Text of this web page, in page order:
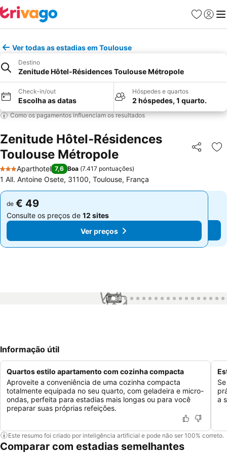
Favoritos
Iniciar
Ver todas as estadias em Toulouse
Destino
Zenitude Hôtel-Résidences Toulouse Métropole
Check-in/out
Escolha as datas
Hóspedes e quartos
2 hóspedes, 1 quarto.
Como os pagamentos influenciam os resultados
Zenitude Hôtel-Résidences
Toulouse Métropole
Partilhar
3 Estrelas
Aparthotel 7,6 Boa (7.417 pontuações)
1 All. Antoine Osete, 31100, Toulouse, França
de € 49
Consulte os preços de 12 sites
Ver preços
de € 49
Consulte os preços de 12 sites
Ver preços
1 / 32
Informação útil
Quartos estilo apartamento com cozinha compacta
Aproveite a conveniência de uma cozinha compacta
totalmente equipada no seu quarto, com geladeira e micro-
ondas, perfeita para estadias mais longas ou para você
preparar suas próprias refeições.
a
Este resumo foi criado por inteligência artificial e pode não ser 100% correto.
Comparar com estadias semelhantes